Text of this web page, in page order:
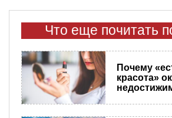
Что еще почитать
Почему
красота»